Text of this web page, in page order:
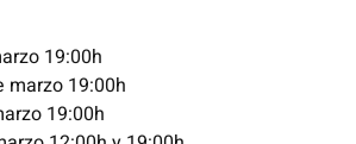
19:00h
marzo 19:00h
19:00h